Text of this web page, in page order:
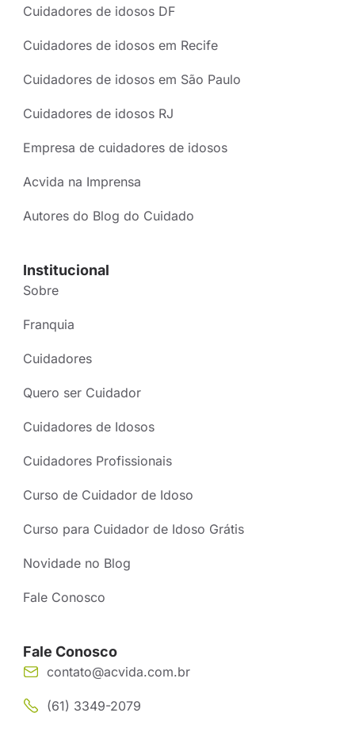
Cuidadores de idosos DF
Cuidadores de idosos em Recife
Cuidadores de idosos em São Paulo
Cuidadores de idosos RJ
Empresa de cuidadores de idosos
Acvida na Imprensa
Autores do Blog do Cuidado
Institucional
Sobre
Franquia
Cuidadores
Quero ser Cuidador
Cuidadores de Idosos
Cuidadores Profissionais
Curso de Cuidador de Idoso
Curso para Cuidador de Idoso Grátis
Novidade no Blog
Fale Conosco
Fale Conosco
contato@acvida.com.br
(61) 3349-2079